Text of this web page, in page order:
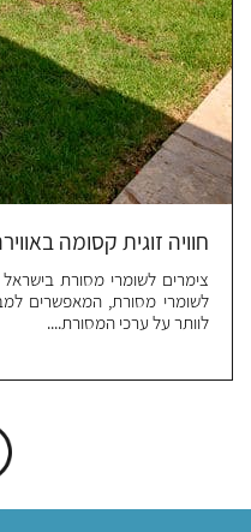
חוויה זוגית קסומה
צימרים לשומרי מסורת
לשומרי מסורת, המאפשרים
לוותר על ערכי המסורת....